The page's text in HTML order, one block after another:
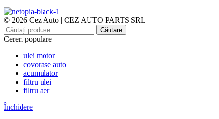
© 2026 Cez Auto | CEZ AUTO PARTS SRL
Căutare
Cereri populare
ulei motor
covorase auto
acumulator
filtru ulei
filtru aer
Închidere